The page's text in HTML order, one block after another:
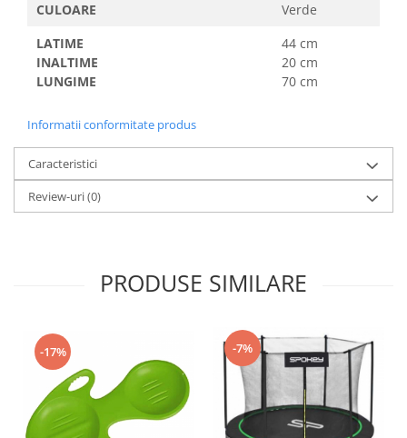
CULOARE
Verde
LATIME
INALTIME
LUNGIME
44 cm
20 cm
70 cm
Informatii conformitate produs
Caracteristici
Review-uri(0)
PRODUSE SIMILARE
-17% -7%